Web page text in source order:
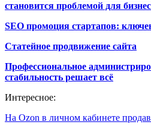
становится проблемой для
SEO промоция стартапов:
Статейное продвижение сайта
Профессиональное
стабильность решает всё
Интересное:
На Ozon в личном кабинете